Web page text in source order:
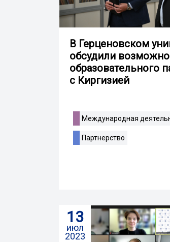
В Герценовском
обсудили
образовательного
с Киргизией
Международная
Партнерство
13
июл
2023